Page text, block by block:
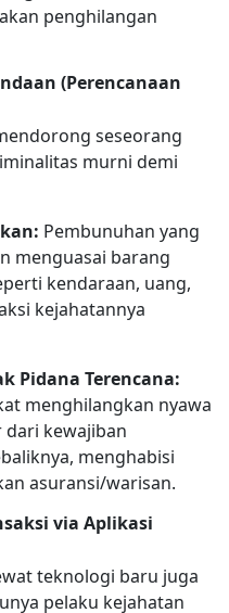
penghilangan
(Perencanaan
seseorang
murni demi
Pembunuhan yang
menguasai barang
kendaraan, uang,
kejahatannya
Pidana Terencana:
menghilangkan nyawa
kewajiban
menghabisi
asuransi/warisan.
via Aplikasi
teknologi baru juga
pelaku kejahatan